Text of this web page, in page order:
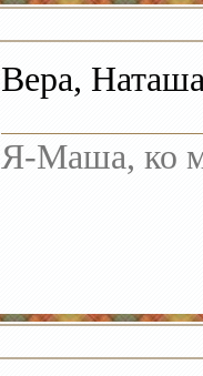
Вера,
Я-Маша, ко